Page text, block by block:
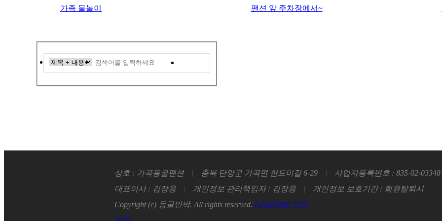
가족 물놀이 팬션 앞 주차장에서~
상호 : 가곡동굴팬션 | 충북 단양군 가곡면 한드미길 6-29 |
사업자등록번호 : 835-02-03348
대표이사 : 김장응
| 개인정보 관리책임자 : 김장응 |
개인정보 보호기간 : 회원탈퇴시
Copyright (c) 동굴민박. All rights reserved. [관리자로그인]